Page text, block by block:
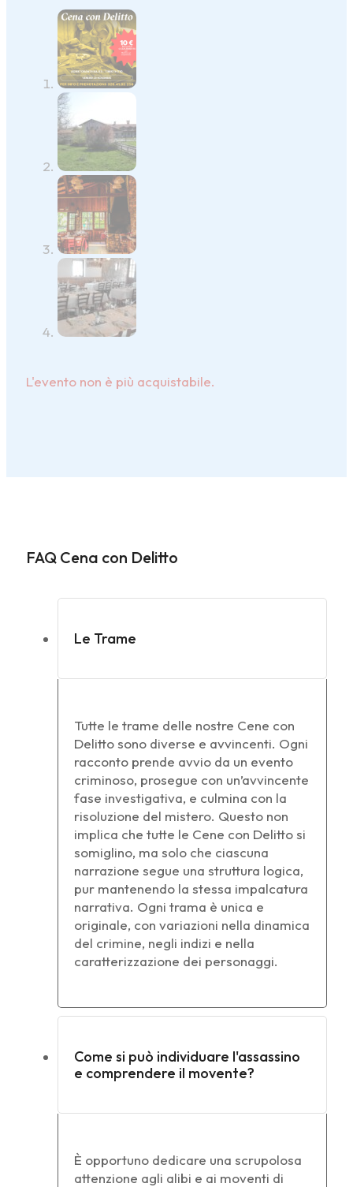
L'evento non è più acquistabile.
FAQ Cena con Delitto
Le Trame
Tutte le trame delle nostre Cene con
Delitto sono diverse e avvincenti. Ogni
racconto prende avvio da un evento
criminoso, prosegue con un’avvincente
fase investigativa, e culmina con la
risoluzione del mistero. Questo non
implica che tutte le Cene con Delitto si
somiglino, ma solo che ciascuna
narrazione segue una struttura logica,
pur mantenendo la stessa impalcatura
narrativa. Ogni trama è unica e
originale, con variazioni nella dinamica
del crimine, negli indizi e nella
caratterizzazione dei personaggi.
Come si può individuare l'assassino
e comprendere il movente?
È opportuno dedicare una scrupolosa
attenzione agli alibi e ai moventi di